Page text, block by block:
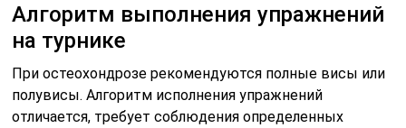
Алгоритм выполнения упражнений
на турнике
При остеохондрозе рекомендуются полные висы или
полувисы. Алгоритм исполнения упражнений
отличается, требует соблюдения определенных